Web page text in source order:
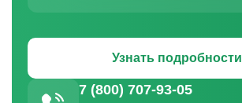
Узнать подробности
7 (800) 707-93-05